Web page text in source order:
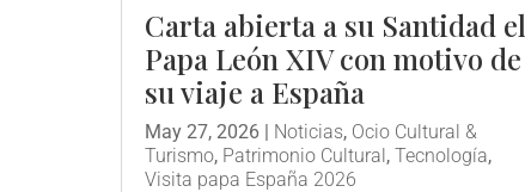
Carta abierta a su Santidad el
Papa León XIV con motivo de
su viaje a España
May 27, 2026| Noticias, Ocio Cultural &
Turismo, Patrimonio Cultural, Tecnología,
Visita papa España 2026